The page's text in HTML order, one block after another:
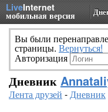
LiveInternet
мобильная версия
Вы были
страницы. Вернуться!
Авторизация
Дневник
Лента друзей -Дневник